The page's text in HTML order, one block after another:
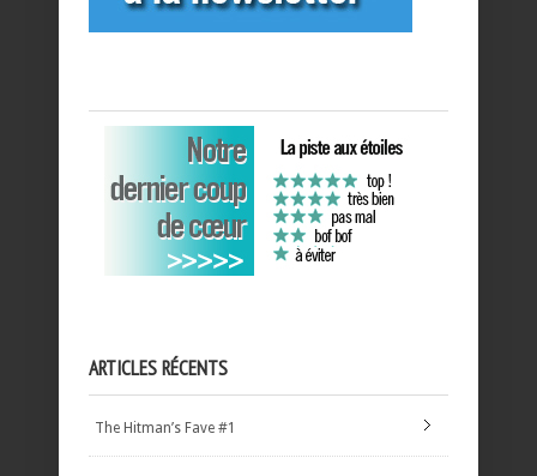
ARTICLES RÉCENTS
The Hitman’s Fave #1